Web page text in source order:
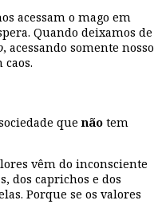
acessam o mago em
Quando deixamos de
, acessando somente nosso
que não tem
vêm do inconsciente
dos caprichos e dos
Porque se os valores